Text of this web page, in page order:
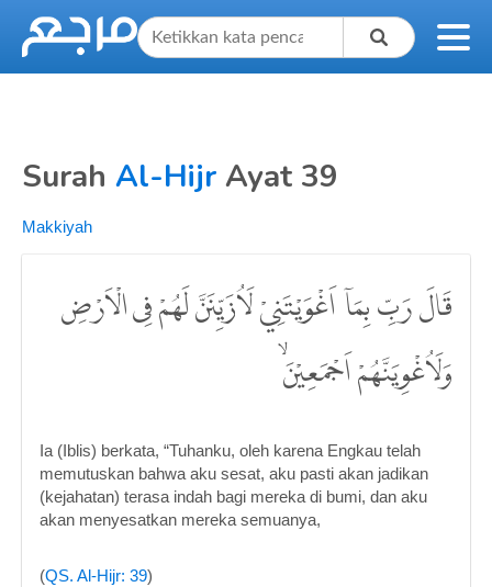
Surah Al-Hijr Ayat 39
Makkiyah
قَالَ رَبِّ بِمَآ اَغْوَيْتَنِيْ لَاُزَيِّنَنَّ لَهُمْ فِى الْاَرْضِ
وَلَاُغْوِيَنَّهُمْ اَجْمَعِيْنَۙ
Ia (Iblis) berkata, “Tuhanku, oleh karena Engkau telah
memutuskan bahwa aku sesat, aku pasti akan jadikan
(kejahatan) terasa indah bagi mereka di bumi, dan aku
akan menyesatkan mereka semuanya,
(QS. Al-Hijr: 39)